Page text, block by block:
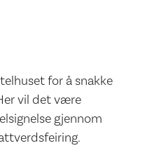
for å snakke
vil det være
gjennom